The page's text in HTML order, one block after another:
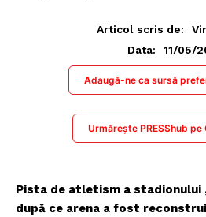
Articol scris de:
Data:
11/05/
Adaugă-ne ca sursă
Urmărește PRESShub pe
Pista de atletism a stadionului
după ce arena a fost